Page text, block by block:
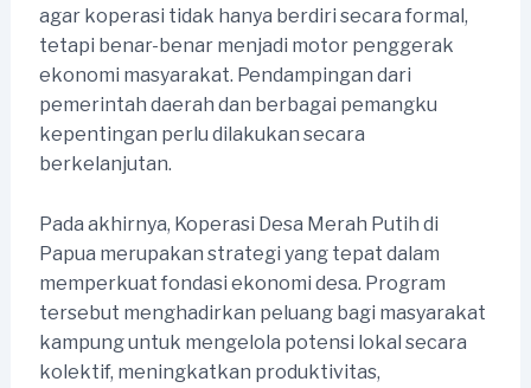
agar koperasi tidak hanya berdiri secara formal,
tetapi benar-benar menjadi motor penggerak
ekonomi masyarakat. Pendampingan dari
pemerintah daerah dan berbagai pemangku
kepentingan perlu dilakukan secara
berkelanjutan.
Pada akhirnya, Koperasi Desa Merah Putih di
Papua merupakan strategi yang tepat dalam
memperkuat fondasi ekonomi desa. Program
tersebut menghadirkan peluang bagi masyarakat
kampung untuk mengelola potensi lokal secara
kolektif, meningkatkan produktivitas,